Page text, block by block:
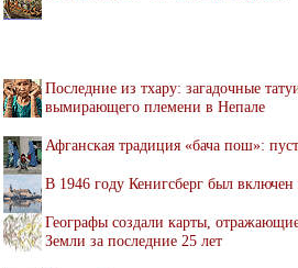
Последние из тхару: загадочные
вымирающего племени в Непале
Афганская традиция «бача пош»:
В 1946 году Кенигсберг был
Географы создали карты,
Земли за последние 25 лет